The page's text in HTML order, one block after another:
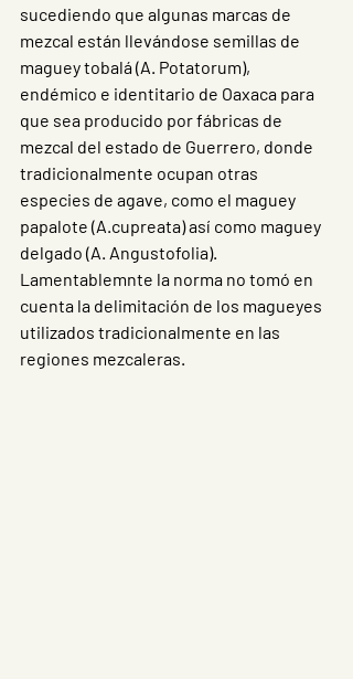
sucediendo que algunas marcas de
mezcal están llevándose semillas de
maguey tobalá (A. Potatorum),
endémico e identitario de Oaxaca para
que sea producido por fábricas de
mezcal del estado de Guerrero, donde
tradicionalmente ocupan otras
especies de agave, como el maguey
papalote (A.cupreata) así como maguey
delgado (A. Angustofolia).
Lamentablemnte la norma no tomó en
cuenta la delimitación de los magueyes
utilizados tradicionalmente en las
regiones mezcaleras.